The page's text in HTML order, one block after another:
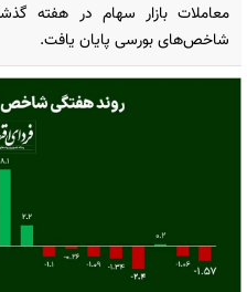
معاملات بازار سهام در هفته
شاخص‌های بورسی پایان یافت.